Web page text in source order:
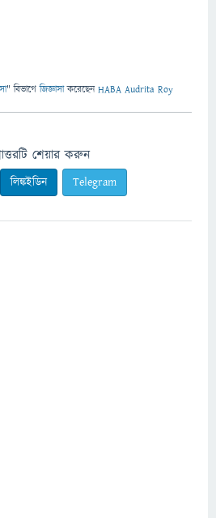
" বিভাগে জিজ্ঞাসাকরেছেনHABA Audrita Roy
শেয়ার করুন
লিঙ্কইডিন Telegram